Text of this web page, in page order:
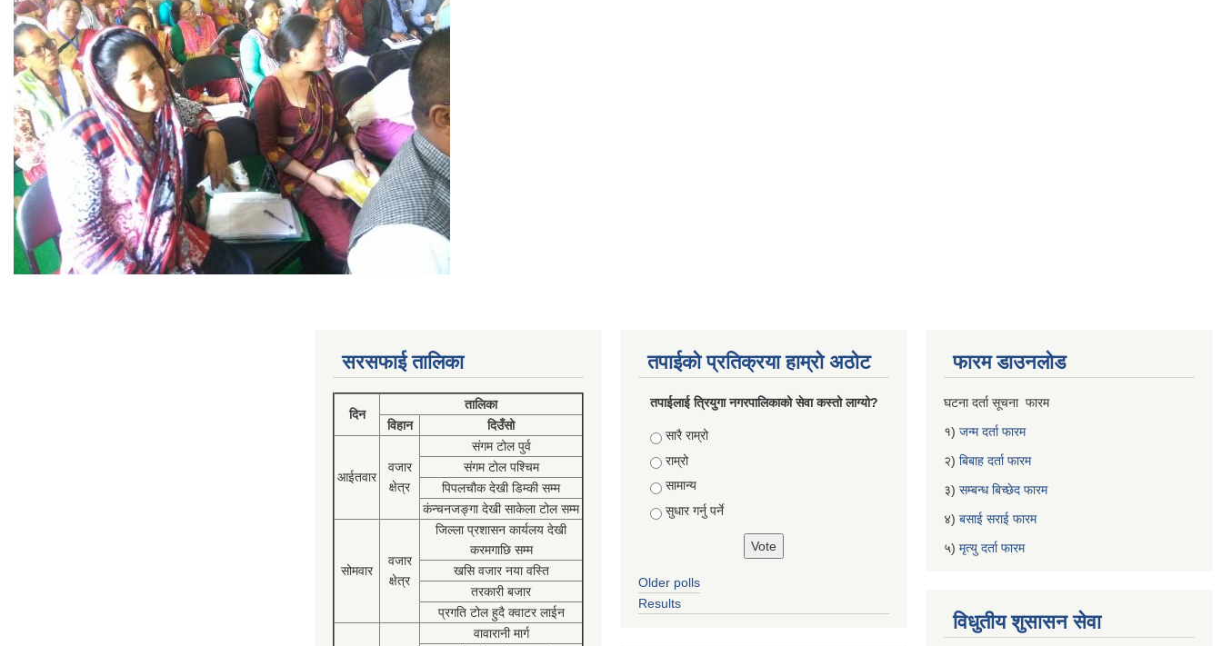
सरसफाई तालिका
दिन
तालिका
विहान
दिउँसो
आईतवार
वजार
क्षेत्र
संगम टोल पुर्व
संगम टोल पश्चिम
पिपलचौक देखी डिम्की सम्म
कंन्चनजङ्गा देखी साकेला टोल सम्म
सोमवार
वजार
क्षेत्र
जिल्ला प्रशासन कार्यलय देखी
करमगाछि सम्म
खसि वजार नया वस्ति
तरकारी बजार
प्रगति टोल हुदै क्वाटर लाईन
वावारानी मार्ग
तपाईको प्रतिक्रया हाम्रो अठोट
तपाईलाई त्रियुगा नगरपालिकाको सेवा कस्तो लाग्यो?
Choices
सारै राम्रो
राम्रो
सामान्य
सुधार गर्नु पर्ने
Older polls
Results
फारम डाउनलोड
घटना दर्ता सूचना फारम
१) जन्म दर्ता फारम
२) बिबाह दर्ता फारम
३) सम्बन्ध बिच्छेद फारम
४) बसाई सराई फारम
५) मृत्यु दर्ता फारम
विधुतीय शुसासन सेवा